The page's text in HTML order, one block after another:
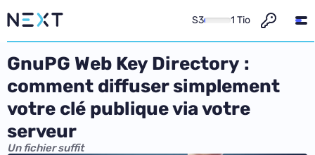
S3 1 Tio
GnuPG Web Key Directory :
comment diffuser simplement
votre clé publique via votre
serveur
Un fichier suffit